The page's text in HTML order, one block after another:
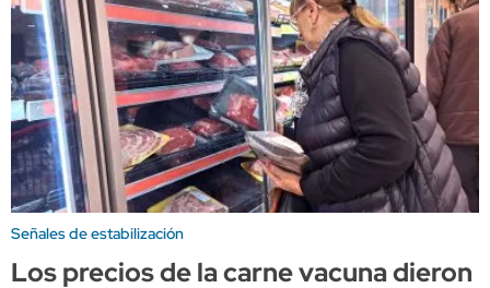
Señales de estabilización
Los precios de la carne vacuna dieron